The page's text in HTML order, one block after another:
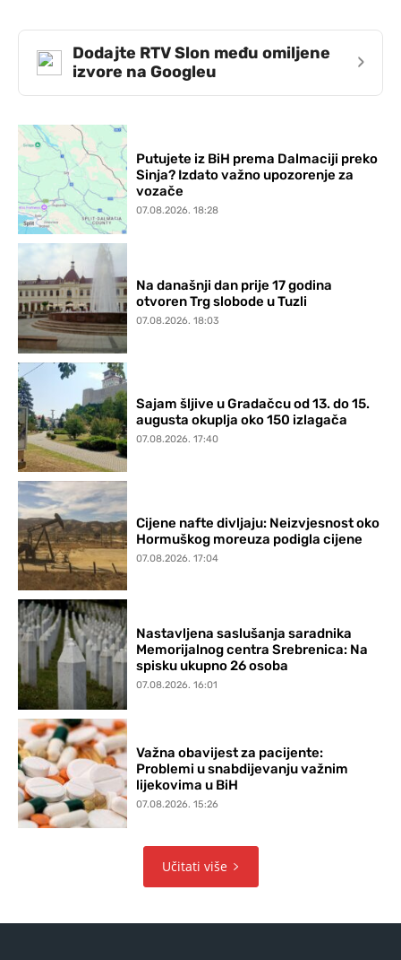
Dodajte RTV Slon među omiljene
izvore na Googleu
›
Putujete iz BiH prema Dalmaciji preko
Sinja? Izdato važno upozorenje za
vozače
07.08.2026. 18:28
Na današnji dan prije 17 godina
otvoren Trg slobode u Tuzli
07.08.2026. 18:03
Sajam šljive u Gradačcu od 13. do 15.
augusta okuplja oko 150 izlagača
07.08.2026. 17:40
Cijene nafte divljaju: Neizvjesnost oko
Hormuškog moreuza podigla cijene
07.08.2026. 17:04
Nastavljena saslušanja saradnika
Memorijalnog centra Srebrenica: Na
spisku ukupno 26 osoba
07.08.2026. 16:01
Važna obavijest za pacijente:
Problemi u snabdijevanju važnim
lijekovima u BiH
07.08.2026. 15:26
Učitati više